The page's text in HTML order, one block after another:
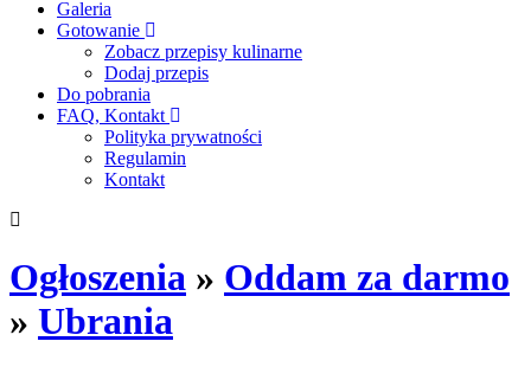
Galeria
Gotowanie
Zobacz przepisy kulinarne
Dodaj przepis
Do pobrania
FAQ, Kontakt
Polityka prywatności
Regulamin
Kontakt
Ogłoszenia » Oddam za darmo
» Ubrania